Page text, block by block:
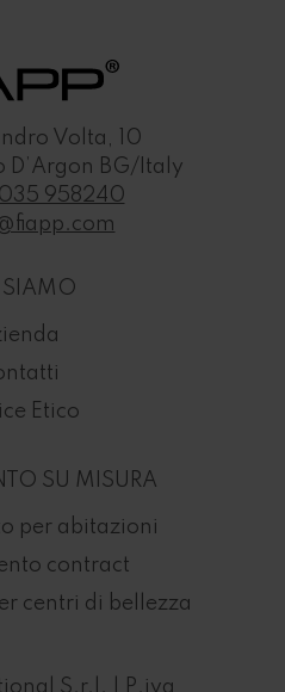
Volta, 10
D’Argon BG/Italy
958240
SIAMO
Etico
SU MISURA
per abitazioni
contract
centri di bellezza
S.r.l. | P.iva